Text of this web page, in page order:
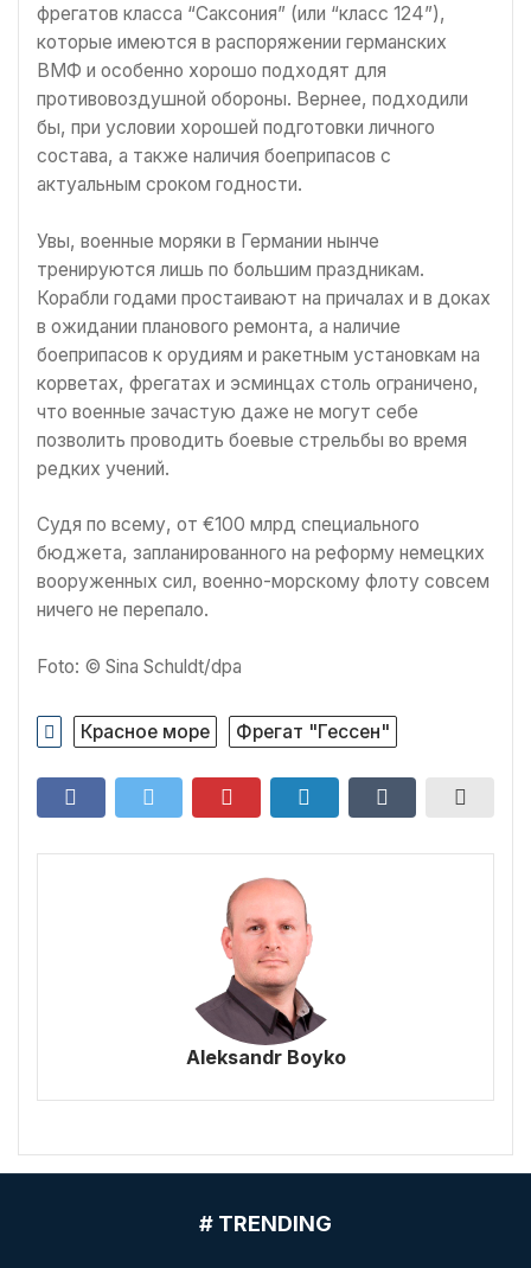
фрегатов класса “Саксония” (или “класс 124”),
которые имеются в распоряжении германских
ВМФ и особенно хорошо подходят для
противовоздушной обороны. Вернее, подходили
бы, при условии хорошей подготовки личного
состава, а также наличия боеприпасов с
актуальным сроком годности.
Увы, военные моряки в Германии нынче
тренируются лишь по большим праздникам.
Корабли годами простаивают на причалах и в доках
в ожидании планового ремонта, а наличие
боеприпасов к орудиям и ракетным установкам на
корветах, фрегатах и эсминцах столь ограничено,
что военные зачастую даже не могут себе
позволить проводить боевые стрельбы во время
редких учений.
Судя по всему, от €100 млрд специального
бюджета, запланированного на реформу немецких
вооруженных сил, военно-морскому флоту совсем
ничего не перепало.
Foto: © Sina Schuldt/​dpa
Красное море Фрегат "Гессен"
Aleksandr Boyko
# TRENDING